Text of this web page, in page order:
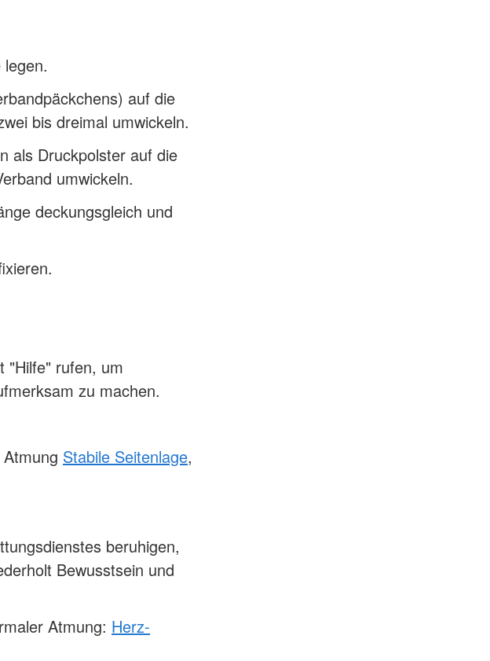
auf die
bis dreimal umwickeln.
als Druckpolster auf die
umwickeln.
deckungsgleich und
"Hilfe" rufen, um
zu machen.
Stabile Seitenlage,
beruhigen,
Bewusstsein und
Atmung: Herz-